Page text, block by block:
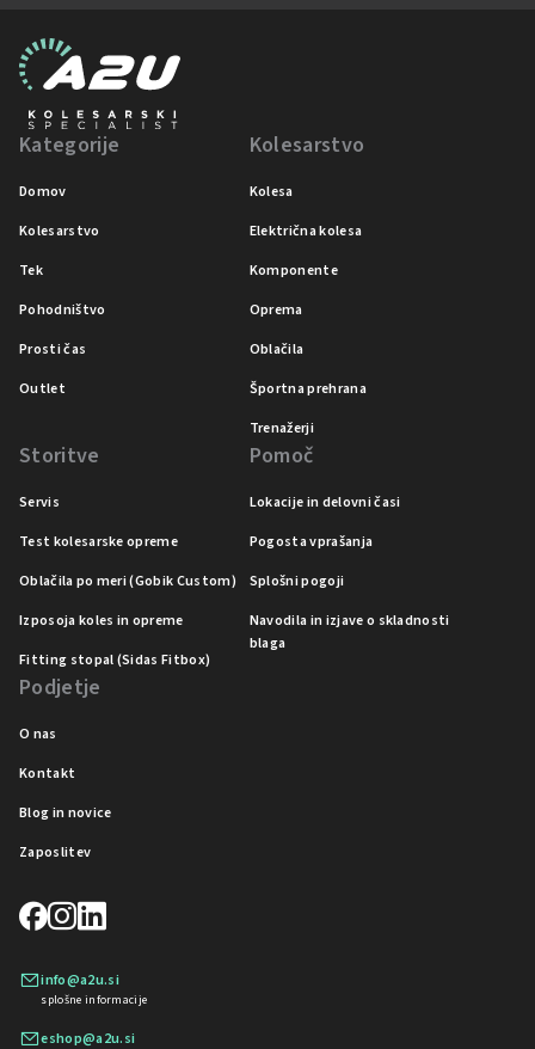
Kategorije
Domov
Kolesarstvo
Tek
Pohodništvo
Prosti čas
Outlet
Kolesarstvo
Kolesa
Električna kolesa
Komponente
Oprema
Oblačila
Športna prehrana
Trenažerji
Storitve
Servis
Test kolesarske opreme
Oblačila po meri (Gobik Custom)
Izposoja koles in opreme
Fitting stopal (Sidas Fitbox)
Pomoč
Lokacije in delovni časi
Pogosta vprašanja
Splošni pogoji
Navodila in izjave o skladnosti
blaga
Podjetje
O nas
Kontakt
Blog in novice
Zaposlitev
info@a2u.si
splošne informacije
eshop@a2u.si